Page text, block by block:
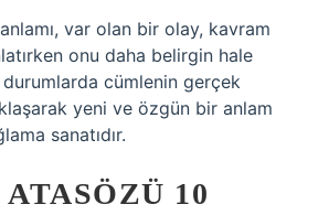
var olan bir olay, kavram
onu daha belirgin hale
cümlenin gerçek
yeni ve özgün bir anlam
sanatıdır.
ATASÖZÜ 10